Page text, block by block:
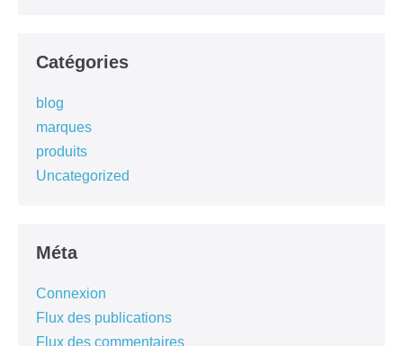
Catégories
blog
marques
produits
Uncategorized
Méta
Connexion
Flux des publications
Flux des commentaires